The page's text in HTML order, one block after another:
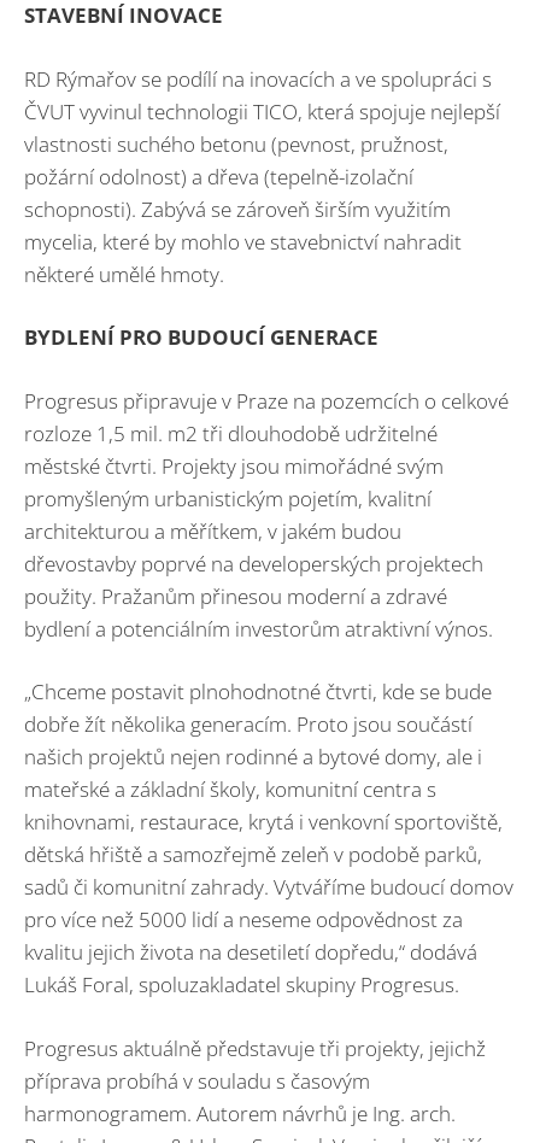
STAVEBNÍ INOVACE
RD Rýmařov se podílí na inovacích a ve spolupráci s
ČVUT vyvinul technologii TICO, která spojuje nejlepší
vlastnosti suchého betonu (pevnost, pružnost,
požární odolnost) a dřeva (tepelně-izolační
schopnosti). Zabývá se zároveň širším využitím
mycelia, které by mohlo ve stavebnictví nahradit
některé umělé hmoty.
BYDLENÍ PRO BUDOUCÍ GENERACE
Progresus připravuje v Praze na pozemcích o celkové
rozloze 1,5 mil. m2 tři dlouhodobě udržitelné
městské čtvrti. Projekty jsou mimořádné svým
promyšleným urbanistickým pojetím, kvalitní
architekturou a měřítkem, v jakém budou
dřevostavby poprvé na developerských projektech
použity. Pražanům přinesou moderní a zdravé
bydlení a potenciálním investorům atraktivní výnos.
„Chceme postavit plnohodnotné čtvrti, kde se bude
dobře žít několika generacím. Proto jsou součástí
našich projektů nejen rodinné a bytové domy, ale i
mateřské a základní školy, komunitní centra s
knihovnami, restaurace, krytá i venkovní sportoviště,
dětská hřiště a samozřejmě zeleň v podobě parků,
sadů či komunitní zahrady. Vytváříme budoucí domov
pro více než 5000 lidí a neseme odpovědnost za
kvalitu jejich života na desetiletí dopředu,“ dodává
Lukáš Foral, spoluzakladatel skupiny Progresus.
Progresus aktuálně představuje tři projekty, jejichž
příprava probíhá v souladu s časovým
harmonogramem. Autorem návrhů je Ing. arch.